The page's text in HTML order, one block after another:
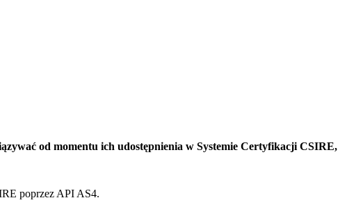
od momentu ich udostępnienia w Systemie Certyfikacji CSIRE,
poprzez API AS4.